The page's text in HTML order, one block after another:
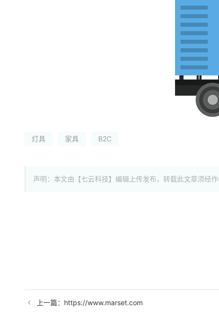
灯具 家具 B2C
声明：本文由【七云科技】编辑上传发布，转载此文章须经
上一篇：https://www.marset.com